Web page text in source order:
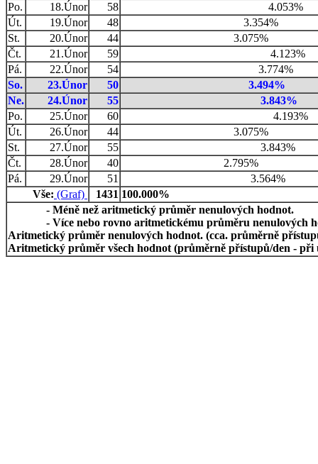
Po.
18.Únor 58
4.053%
Út.
19.Únor 48
3.354%
St.
20.Únor 44
3.075%
Čt.
21.Únor 59
4.123%
Pá.
22.Únor 54
3.774%
So.
23.Únor 50
3.494%
Ne.
24.Únor 55
3.843%
Po.
25.Únor 60
4.193%
Út.
26.Únor 44
3.075%
St.
27.Únor 55
3.843%
Čt.
28.Únor 40
2.795%
Pá.
29.Únor 51
3.564%
Vše: (Graf) 1431 100.000%
- Méně než aritmetický průměr nenulových hodnot.
- Více nebo rovno aritmetickému průměru nenulových
Aritmetický průměr nenulových hodnot. (cca. průměrně
Aritmetický průměr všech hodnot (průměrně přístupů/den - při